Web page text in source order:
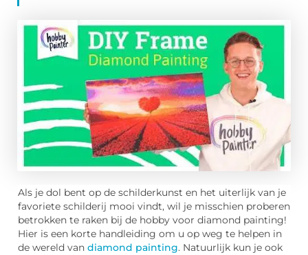
Als je dol bent op de schilderkunst en het uiterlijk van je
favoriete schilderij mooi vindt, wil je misschien proberen
betrokken te raken bij de hobby voor diamond painting!
Hier is een korte handleiding om u op weg te helpen in
de wereld van diamond painting. Natuurlijk kun je ook